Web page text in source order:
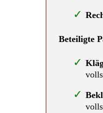
Beteiligte